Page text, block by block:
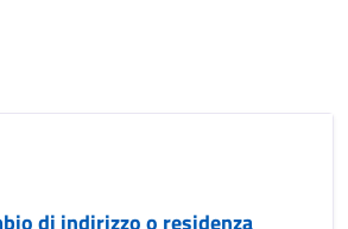
di indirizzo o residenza